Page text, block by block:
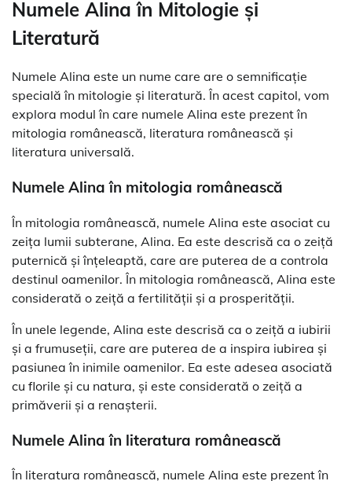
Numele Alina în Mitologie și
Literatură
Numele Alina este un nume care are o semnificație
specială în mitologie și literatură. În acest capitol, vom
explora modul în care numele Alina este prezent în
mitologia românească, literatura românească și
literatura universală.
Numele Alina în mitologia românească
În mitologia românească, numele Alina este asociat cu
zeița lumii subterane, Alina. Ea este descrisă ca o zeiță
puternică și înțeleaptă, care are puterea de a controla
destinul oamenilor. În mitologia românească, Alina este
considerată o zeiță a fertilității și a prosperității.
În unele legende, Alina este descrisă ca o zeiță a iubirii
și a frumuseții, care are puterea de a inspira iubirea și
pasiunea în inimile oamenilor. Ea este adesea asociată
cu florile și cu natura, și este considerată o zeiță a
primăverii și a renașterii.
Numele Alina în literatura românească
În literatura românească, numele Alina este prezent în